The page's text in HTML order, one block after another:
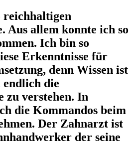
reichhaltigen
Aus allem konnte ich so
Ich bin so
Erkenntnisse für
denn Wissen ist
endlich die
zu verstehen. In
die Kommandos beim
Der Zahnarzt ist
der seine